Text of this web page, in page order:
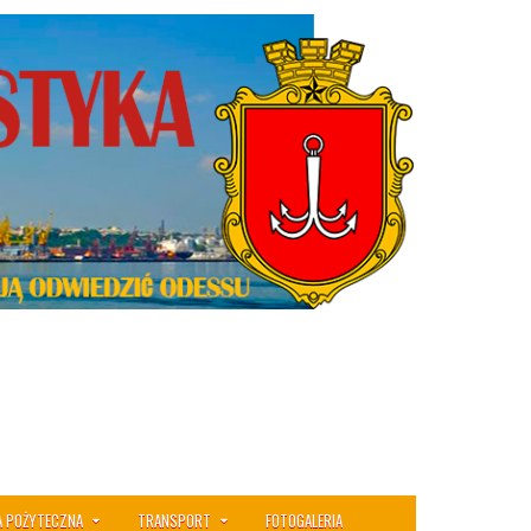
POŻYTECZNA TRANSPORT FOTOGALERIA